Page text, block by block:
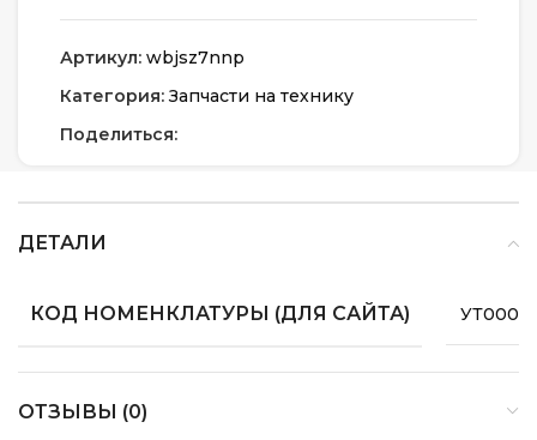
Артикул: wbjsz7nnp
Категория: Запчасти на технику
Поделиться:
ДЕТАЛИ
КОД НОМЕНКЛАТУРЫ (ДЛЯ САЙТА)
ОТЗЫВЫ (0)